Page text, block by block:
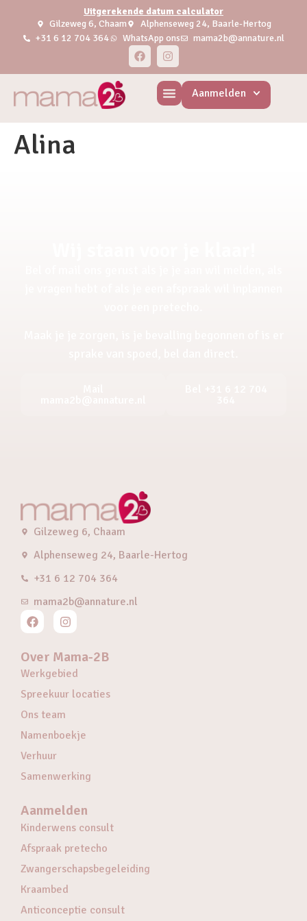
Uitgerekende datum calculator
Gilzeweg 6, Chaam
Alphenseweg 24, Baarle-Hertog
+31 6 12 704 364
WhatsApp ons mama2b@annature.nl
Aanmelden
Alina
Gilzeweg 6, Chaam
Alphenseweg 24, Baarle-Hertog
+31 6 12 704 364
mama2b@annature.nl
Over Mama-2B
Werkgebied
Spreekuur locaties
Ons team
Namenboekje
Verhuur
Samenwerking
Aanmelden
Kinderwens consult
Afspraak pretecho
Zwangerschapsbegeleiding
Kraambed
Anticonceptie consult